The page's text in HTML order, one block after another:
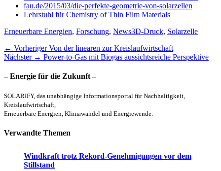
fau.de/2015/03/die-perfekte-geometrie-von-solarzellen
Lehrstuhl für Chemistry of Thin Film Materials
Kategorien
Erneuerbare Energien, Forschung, NewsSchlagworte
3D-Druck, Solarzelle
Beitragsnavigation
← Vorheriger Vorheriger
Beitrag:
Von der linearen zur Kreislaufwirtschaft
Nächster → Nächster
Power-to-Gas mit Biogas aussichtsreiche Perspektive
– Energie für die Zukunft –
SOLARIFY, das unabhängige Informationsportal für Nachhaltigkeit,
Kreislaufwirtschaft,
Erneuerbare Energien, Klimawandel und Energiewende.
Verwandte Themen
Windkraft trotz Rekord-Genehmigungen vor dem
Stillstand